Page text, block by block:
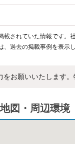
されていた情報です。
過去の掲載事例を表示し
お願いいたします
図・周辺環境